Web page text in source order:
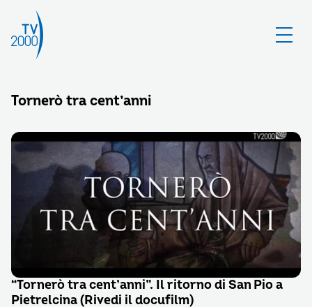
Tornerò tra cent’anni
“Tornerò tra cent’anni”. Il ritorno di San Pio a
Pietrelcina (Rivedi il docufilm)